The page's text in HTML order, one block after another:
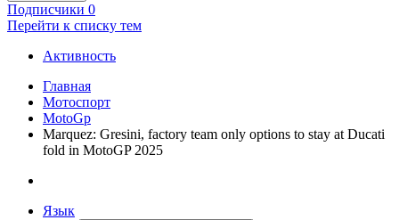
Подписчики 0
Перейти к списку тем
Активность
Главная
Мотоспорт
MotoGp
Marquez: Gresini, factory team only options to stay at Ducati
fold in MotoGP 2025
Язык